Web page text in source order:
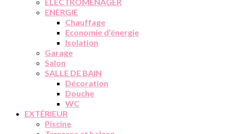
ENERGIE
Chauffage
Economie d’énergie
Isolation
Garage
Salon
SALLE DE BAIN
Décoration
Douche
WC
EXTÉRIEUR
Piscine